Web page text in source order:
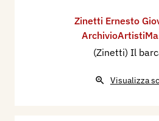
Zinetti Ernesto
(Zinetti) Il
Visualizza